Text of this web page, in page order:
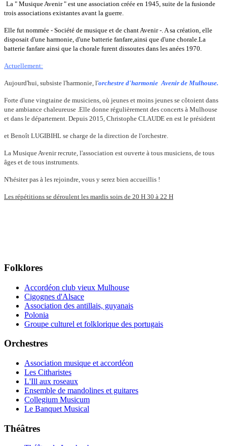
La " Musique Avenir" est une association créée en 1945, suite de la fusionde
trois associations existantes avant la guerre.
Elle fut nommée - Société de musique et de chant Avenir -. A sa création, elle
disposait d'une harmonie, d'une batterie fanfare,ainsi que d'une chorale.La
batterie fanfare ainsi que la chorale furent dissoutes dans les anées 1970.
Actuellement:
Aujourd'hui, subsiste l'harmonie, l'orchestre d'harmonie Avenir de Mulhouse.
Forte d'une vingtaine de musiciens, où jeunes et moins jeunes se côtoient dans
une ambiance chaleureuse .Elle donne régulièrement des concerts à Mulhouse
et dans le département. Depuis 2015, Christophe CLAUDE en est le président
et Benoît LUGIBIHL se charge de la direction de l'orchestre.
La Musique Avenir recrute, l'association est ouverte à tous musiciens, de tous
âges et de tous instruments.
N'hésiter pas à les rejoindre, vous y serez bien accueillis !
Les répétitions se déroulent les mardis soirs de 20 H 30 à 22 H
Folklores
Accordéon club vieux Mulhouse
Cigognes d'Alsace
Association des antillais, guyanais
Polonia
Groupe culturel et folklorique des portugais
Orchestres
Association musique et accordéon
Les Citharistes
L'Ill aux roseaux
Ensemble de mandolines et guitares
Collegium Musicum
Le Banquet Musical
Théâtres